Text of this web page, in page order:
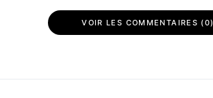
VOIR LES COMMENTAIRES (0)